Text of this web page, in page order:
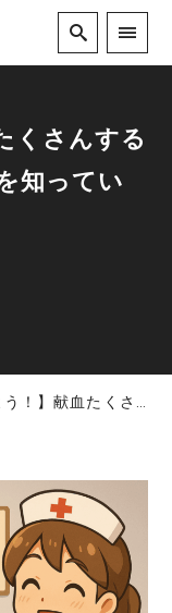
くさんする
知ってい
ると記念品がもらえることを知っていますか？